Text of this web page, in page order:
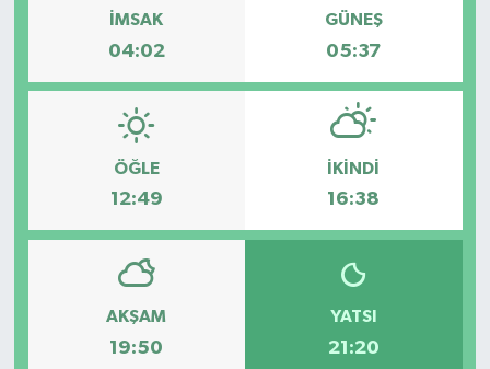
İMSAK
04:02
GÜNEŞ
05:37
ÖĞLE
12:49
İKINDI
16:38
AKŞAM
19:50
YATSI
21:20